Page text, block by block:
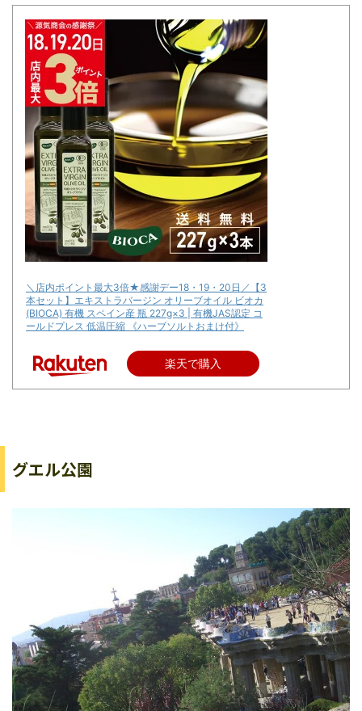
＼店内ポイント最大3倍★感謝デー18・19・20日／【3
本セット】エキストラバージン オリーブオイル ビオカ
(BIOCA) 有機 スペイン産 瓶 227g×3 | 有機JAS認定 コ
ールドプレス 低温圧縮 《ハーブソルトおまけ付》
楽天で購入
グエル公園